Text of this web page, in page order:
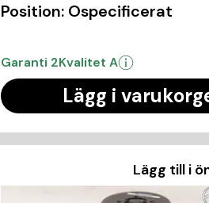
Position: Ospecificerat
Garanti 2Kvalitet A
Lägg i
Lägg till i